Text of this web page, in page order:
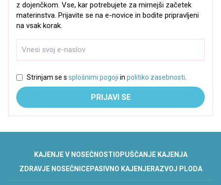
z dojenčkom. Vse, kar potrebujete za mirnejši začetek
materinstva. Prijavite se na e-novice in bodite pripravljeni
na vsak korak.
Strinjam se s splošnimi pogoji in politiko zasebnosti
PRIJAVI SE
KAJENJE V NOSEČNOSTI OPUŠČANJE KAJENJA
ZDRAVJE NOSEČNICEPASIVNO KAJENJERAZVOJ PLODA